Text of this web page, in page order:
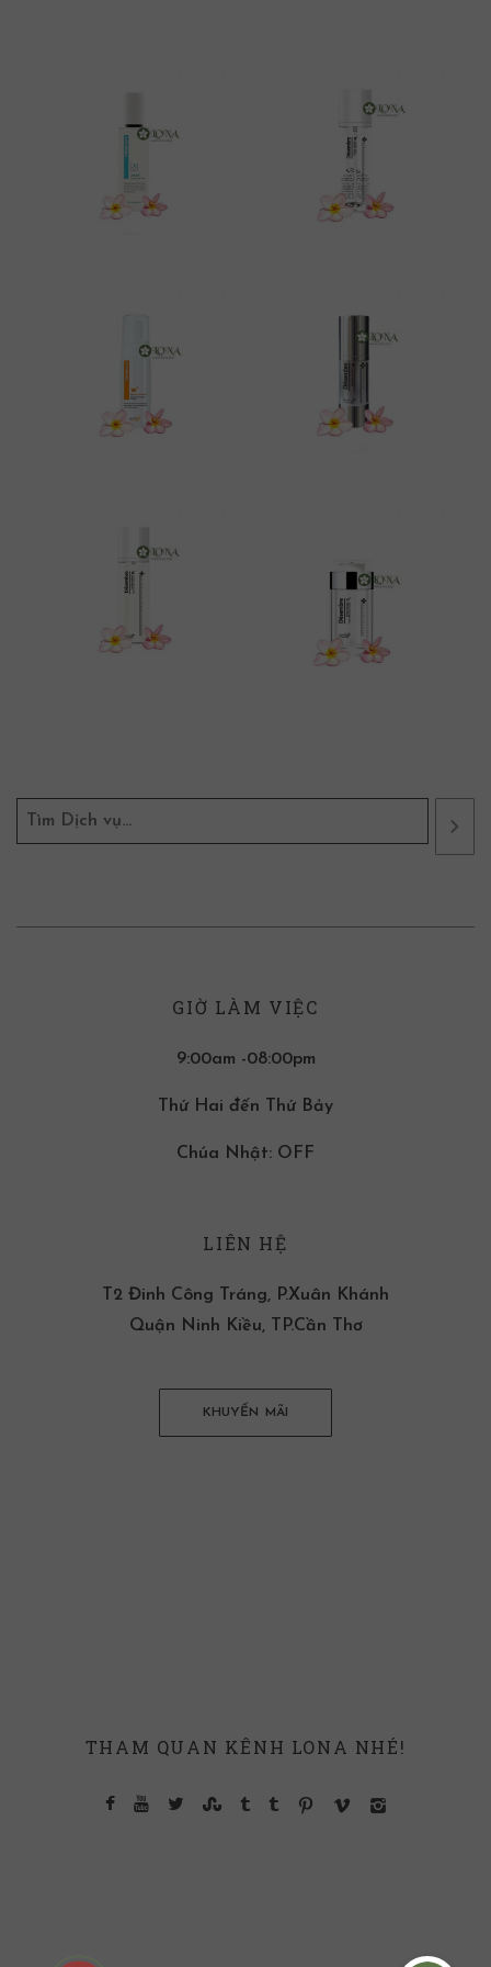
GIỜ LÀM VIỆC
9:00am -08:00pm
Thứ Hai đến Thứ Bảy
Chúa Nhật: OFF
LIÊN HỆ
T2 Đinh Công Tráng, P.Xuân Khánh
Quận Ninh Kiều, TP.Cần Thơ
KHUYẾN MÃI
THAM QUAN KÊNH LONA NHÉ!